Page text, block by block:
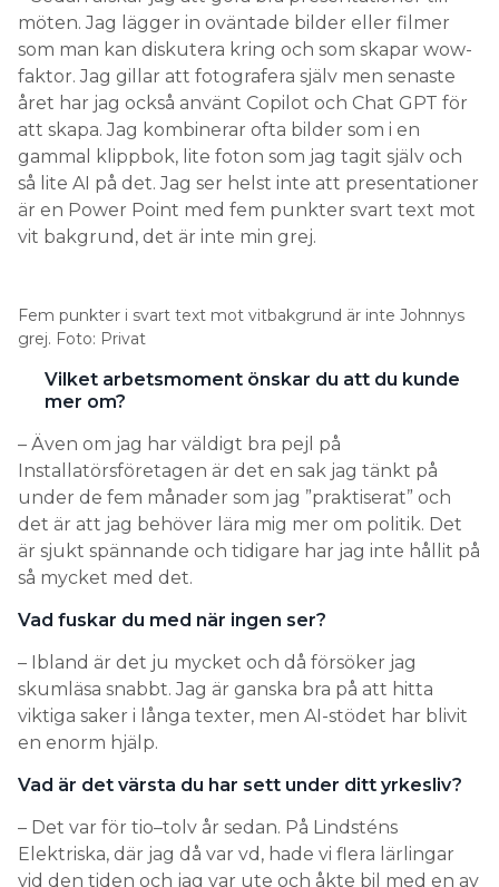
möten. Jag lägger in oväntade bilder eller filmer
som man kan diskutera kring och som skapar wow-
faktor. Jag gillar att fotografera själv men senaste
året har jag också använt Copilot och Chat GPT för
att skapa. Jag kombinerar ofta bilder som i en
gammal klippbok, lite foton som jag tagit själv och
så lite AI på det. Jag ser helst inte att presentationer
är en Power Point med fem punkter svart text mot
vit bakgrund, det är inte min grej.
Fem punkter i svart text mot vitbakgrund är inte Johnnys
grej. Foto: Privat
Vilket arbetsmoment önskar du att du kunde
mer om?
– Även om jag har väldigt bra pejl på
Installatörsföretagen är det en sak jag tänkt på
under de fem månader som jag ”praktiserat” och
det är att jag behöver lära mig mer om politik. Det
är sjukt spännande och tidigare har jag inte hållit på
så mycket med det.
Vad fuskar du med när ingen ser?
– Ibland är det ju mycket och då försöker jag
skumläsa snabbt. Jag är ganska bra på att hitta
viktiga saker i långa texter, men AI-stödet har blivit
en enorm hjälp.
Vad är det värsta du har sett under ditt yrkesliv?
– Det var för tio–tolv år sedan. På Lindsténs
Elektriska, där jag då var vd, hade vi flera lärlingar
vid den tiden och jag var ute och åkte bil med en av